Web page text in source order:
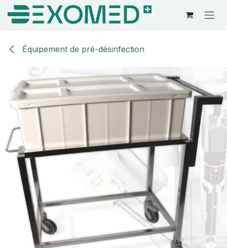
Se rendre au contenu
Équipement de pré-désinfection